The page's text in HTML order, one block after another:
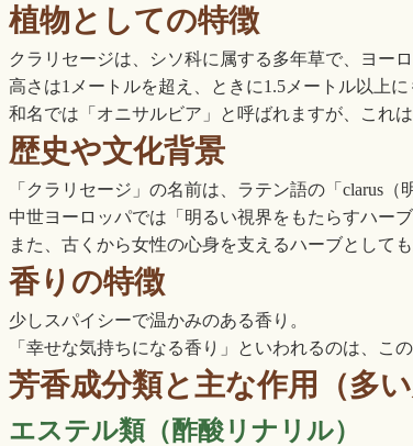
植物としての特徴
クラリセージは、シソ科に属する多年草で、ヨー
高さは1メートルを超え、ときに1.5メートル以上
和名では「オニサルビア」と呼ばれますが、これ
歴史や文化背景
「クラリセージ」の名前は、ラテン語の「clarus（
中世ヨーロッパでは「明るい視界をもたらすハー
また、古くから女性の心身を支えるハーブとして
香りの特徴
少しスパイシーで温かみのある香り。
「幸せな気持ちになる香り」といわれるのは、こ
芳香成分類と主な作用（多い
エステル類（酢酸リナリル）